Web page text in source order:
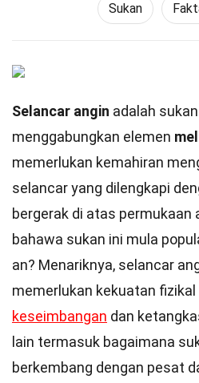
Sukan
Selancar angin adalah
menggabungkan elemen
memerlukan kemahiran
selancar yang dilengkapi
bergerak di atas permukaan
bahawa sukan ini mula
an? Menariknya, selancar
memerlukan kekuatan
keseimbangan dan
lain termasuk bagaimana
berkembang dengan pesat